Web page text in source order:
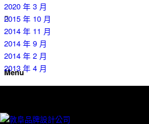
Menu
2020 年 3 月
2015 年 10 月
2014 年 11 月
2014 年 9 月
2014 年 2 月
2013 年 4 月